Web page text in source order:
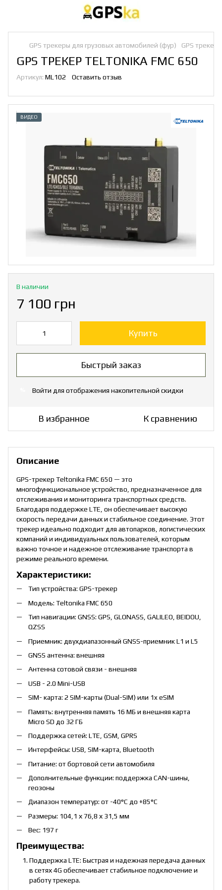
GPS трекеры для грузовых автомобилей (фур) GPS
GPS ТРЕКЕР TELTONIKA FMC 650
Артикул: ML102 Оставить отзыв
ВИДЕО
В наличии
7 100 грн
Купить
Быстрый заказ
Войти для отображения накопительной скидки
В избранное К сравнению
Описание
GPS-трекер Teltonika FMC 650 — это
многофункциональное устройство, предназначенное для
отслеживания и мониторинга транспортных средств.
Благодаря поддержке LTE, он обеспечивает высокую
скорость передачи данных и стабильное соединение. Этот
трекер идеально подходит для автопарков, логистических
компаний и индивидуальных пользователей, которым
важно точное и надежное отслеживание транспорта в
режиме реального времени.
Характеристики:
Тип устройства: GPS-трекер
Модель: Teltonika FMC 650
Тип навигации: GNSS: GPS, GLONASS, GALILEO, BEIDOU,
QZSS
Приемник: двухдиапазонный GNSS-приемник L1 и L5
GNSS антенна: внешняя
Антенна сотовой связи - внешняя
USB - 2.0 Mini-USB
SIM- карта: 2 SIM-карты (Dual-SIM) или 1x eSIM
Память: внутренняя память 16 МБ и внешняя карта
Micro SD до 32 ГБ
Поддержка сетей: LTE, GSM, GPRS
Интерфейсы: USB, SIM-карта, Bluetooth
Питание: от бортовой сети автомобиля
Дополнительные функции: поддержка CAN-шины,
геозоны
Диапазон температур: от -40°C до +85°C
Размеры: 104,1 х 76,8 х 31,5 мм
Вес: 197 г
Преимущества:
Поддержка LTE: Быстрая и надежная передача данных
в сетях 4G обеспечивает стабильное подключение и
работу трекера.